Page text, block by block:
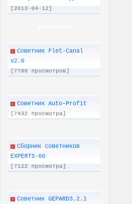
[2013-04-12]
Советник Flet-Canal
v2.6
[7788 просмотров]
Советник Auto-Profit
[7432 просмотра]
Сборник советников
EXPERTS-60
[7122 просмотра]
Советник GEPARD3.2.1